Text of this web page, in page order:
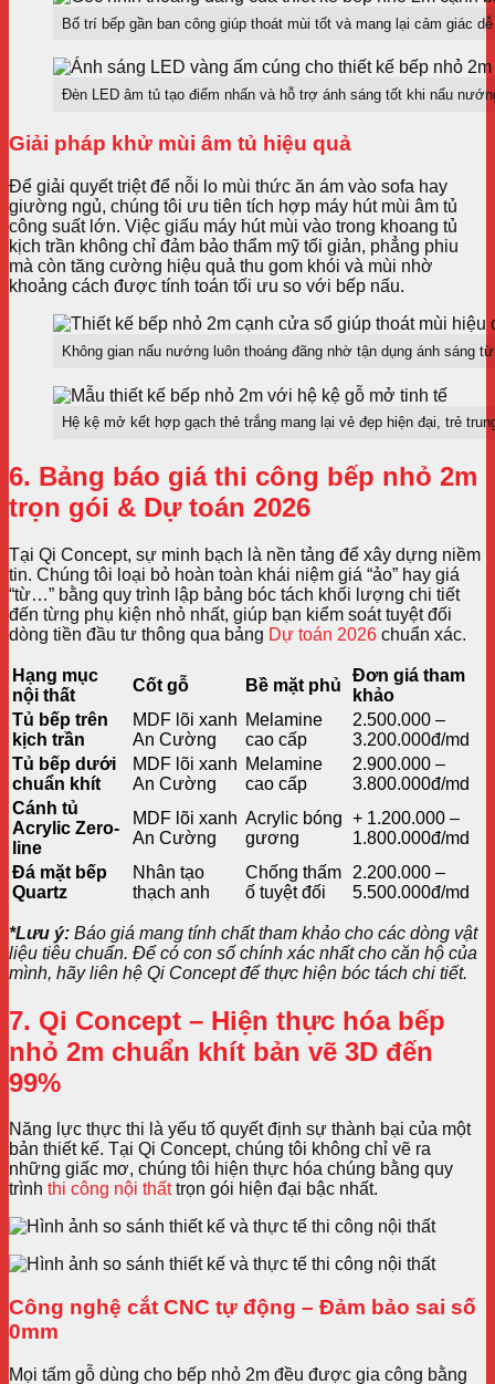
Bố trí bếp gần ban công giúp thoát mùi tốt và mang lại cảm giác
Đèn LED âm tủ tạo điểm nhấn và hỗ trợ ánh sáng tốt khi nấu
Giải pháp khử mùi âm tủ hiệu quả
Để giải quyết triệt để nỗi lo mùi thức ăn ám vào sofa hay
giường ngủ, chúng tôi ưu tiên tích hợp máy hút mùi âm tủ
công suất lớn. Việc giấu máy hút mùi vào trong khoang tủ
kịch trần không chỉ đảm bảo thẩm mỹ tối giản, phẳng phiu
mà còn tăng cường hiệu quả thu gom khói và mùi nhờ
khoảng cách được tính toán tối ưu so với bếp nấu.
Không gian nấu nướng luôn thoáng đãng nhờ tận dụng ánh sáng
Hệ kệ mở kết hợp gạch thẻ trắng mang lại vẻ đẹp hiện đại, trẻ
6. Bảng báo giá thi công bếp nhỏ 2m
trọn gói & Dự toán 2026
Tại Qi Concept, sự minh bạch là nền tảng để xây dựng niềm
tin. Chúng tôi loại bỏ hoàn toàn khái niệm giá “ảo” hay giá
“từ…” bằng quy trình lập bảng bóc tách khối lượng chi tiết
đến từng phụ kiện nhỏ nhất, giúp bạn kiểm soát tuyệt đối
dòng tiền đầu tư thông qua bảng Dự toán 2026 chuẩn xác.
Hạng mục
nội thất
Cốt gỗ Bề mặt phủ
Đơn giá tham
khảo
Tủ bếp trên
kịch trần
MDF lõi xanh
An Cường
Melamine
cao cấp
2.500.000 –
3.200.000đ/md
Tủ bếp dưới
chuẩn khít
MDF lõi xanh
An Cường
Melamine
cao cấp
2.900.000 –
3.800.000đ/md
Cánh tủ
Acrylic Zero-
line
MDF lõi xanh
An Cường
Acrylic bóng
gương
+ 1.200.000 –
1.800.000đ/md
Đá mặt bếp
Quartz
Nhân tạo
thạch anh
Chống thấm
ố tuyệt đối
2.200.000 –
5.500.000đ/md
*Lưu ý: Báo giá mang tính chất tham khảo cho các dòng vật
liệu tiêu chuẩn. Để có con số chính xác nhất cho căn hộ của
mình, hãy liên hệ Qi Concept để thực hiện bóc tách chi tiết.
7. Qi Concept – Hiện thực hóa bếp
nhỏ 2m chuẩn khít bản vẽ 3D đến
99%
Năng lực thực thi là yếu tố quyết định sự thành bại của một
bản thiết kế. Tại Qi Concept, chúng tôi không chỉ vẽ ra
những giấc mơ, chúng tôi hiện thực hóa chúng bằng quy
trình thi công nội thấttrọn gói hiện đại bậc nhất.
Công nghệ cắt CNC tự động – Đảm bảo sai số
0mm
Mọi tấm gỗ dùng cho bếp nhỏ 2m đều được gia công bằng